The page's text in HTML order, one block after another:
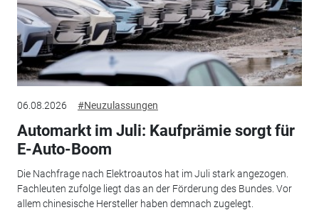
06.08.2026 #Neuzulassungen
Automarkt im Juli: Kaufprämie sorgt für
E-Auto-Boom
Die Nachfrage nach Elektroautos hat im Juli stark angezogen.
Fachleuten zufolge liegt das an der Förderung des Bundes. Vor
allem chinesische Hersteller haben demnach zugelegt.